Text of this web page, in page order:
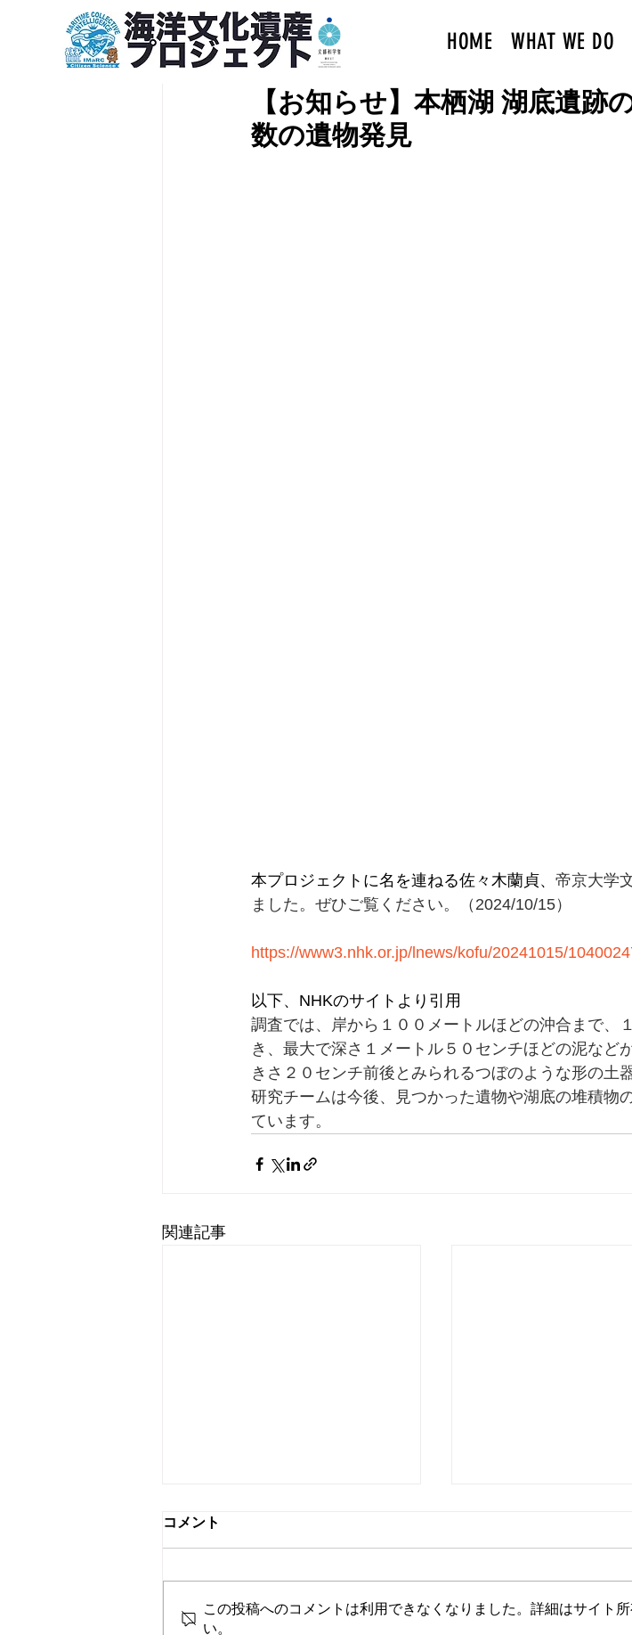
HOME WHAT WE DO
【お知らせ】本栖湖 湖底遺跡
数の遺物発見
本プロジェクトに名を連ねる佐々木蘭貞、 帝京大学
ました。ぜひご覧ください。（2024/10/15）
https://www3.nhk.or.jp/lnews/kofu/20241015/
以下、NHKのサイトより引用
調査では、岸から１００メートルほどの沖合まで、
き、最大で深さ１メートル５０センチほどの泥など
きさ２０センチ前後とみられるつぼのような形の土
研究チームは今後、見つかった遺物や湖底の堆積物
ています。
関連記事
コメント
この投稿へのコメントは利用できなくなりました。詳細はサイト
い。